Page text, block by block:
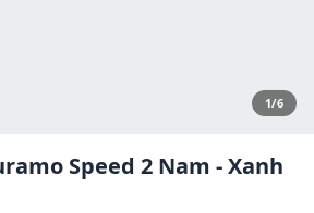
1/6
Speed 2 Nam - Xanh